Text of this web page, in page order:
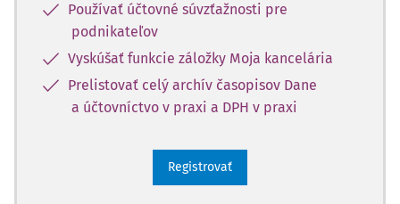
Používať účtovné súvzťažnosti pre
podnikateľov
Vyskúšať funkcie záložky Moja kancelária
Prelistovať celý archív časopisov Dane
a účtovníctvo v praxi a DPH v praxi
Registrovať